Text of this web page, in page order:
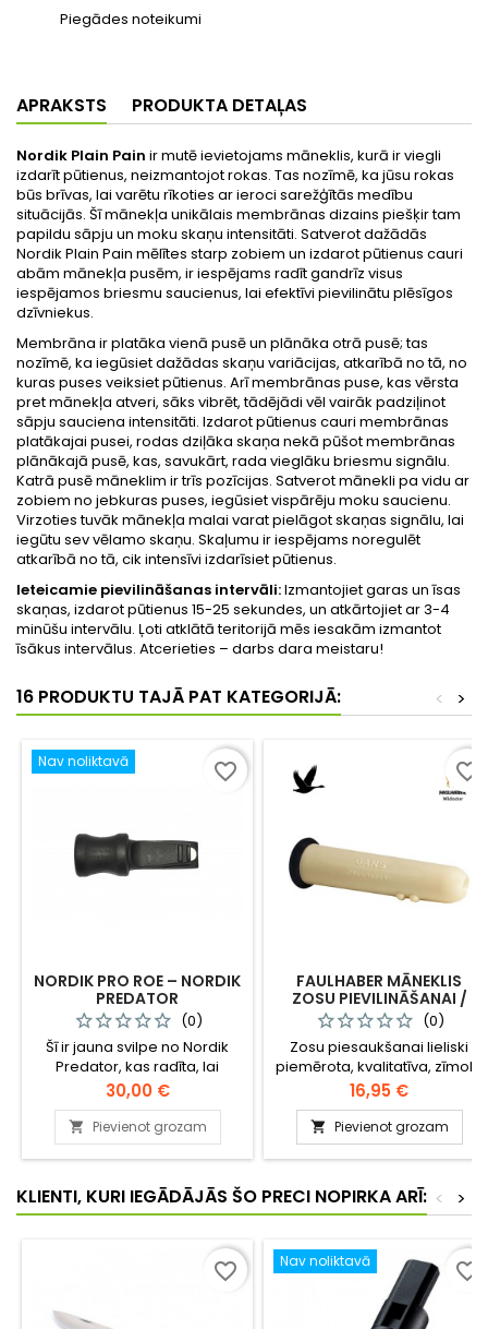
Piegādes noteikumi
APRAKSTS PRODUKTA DETAĻAS
Nordik Plain Pain ir mutē ievietojams māneklis, kurā ir viegli
izdarīt pūtienus, neizmantojot rokas. Tas nozīmē, ka jūsu rokas
būs brīvas, lai varētu rīkoties ar ieroci sarežģītās medību
situācijās. Šī mānekļa unikālais membrānas dizains piešķir tam
papildu sāpju un moku skaņu intensitāti. Satverot dažādās
Nordik Plain Pain mēlītes starp zobiem un izdarot pūtienus cauri
abām mānekļa pusēm, ir iespējams radīt gandrīz visus
iespējamos briesmu saucienus, lai efektīvi pievilinātu plēsīgos
dzīvniekus.
Membrāna ir platāka vienā pusē un plānāka otrā pusē; tas
nozīmē, ka iegūsiet dažādas skaņu variācijas, atkarībā no tā, no
kuras puses veiksiet pūtienus. Arī membrānas puse, kas vērsta
pret mānekļa atveri, sāks vibrēt, tādējādi vēl vairāk padziļinot
sāpju sauciena intensitāti. Izdarot pūtienus cauri membrānas
platākajai pusei, rodas dziļāka skaņa nekā pūšot membrānas
plānākajā pusē, kas, savukārt, rada vieglāku briesmu signālu.
Katrā pusē māneklim ir trīs pozīcijas. Satverot mānekli pa vidu ar
zobiem no jebkuras puses, iegūsiet vispārēju moku saucienu.
Virzoties tuvāk mānekļa malai varat pielāgot skaņas signālu, lai
iegūtu sev vēlamo skaņu. Skaļumu ir iespējams noregulēt
atkarībā no tā, cik intensīvi izdarīsiet pūtienus.
Ieteicamie pievilināšanas intervāli:Izmantojiet garas un īsas
skaņas, izdarot pūtienus 15-25 sekundes, un atkārtojiet ar 3-4
minūšu intervālu. Ļoti atklātā teritorijā mēs iesakām izmantot
īsākus intervālus. Atcerieties – darbs dara meistaru!
16 PRODUKTU TAJĀ PAT KATEGORIJĀ: >
<
Nav noliktavā
NORDIK PRO ROE – NORDIK
PREDATOR
STIRNĀŽU/STIRNU
MĀNEKLIS - SVILPE
(0)
Šī ir jauna svilpe no Nordik
Predator, kas radīta, lai
efektīvi piesauktu stirnāžus,
bet ar to tik pat veiksmīgi var
piesaukt arī stirnu kazas, kā
arī plēsējus, kas medī stirnas.
Cena
30,00 €
 Pievienot grozam
favorite_border
FAULHABER MĀNEKLIS
ZOSU PIEVILINĀŠANAI /
2015.18
(0)
Zosu piesaukšanai lieliski
piemērota, kvalitatīva, zīmola
FAULHABER svilpe.
Cena
16,95 €
 Pievienot grozam
favorite_border
KLIENTI, KURI IEGĀDĀJĀS ŠO PRECI NOPIRKA ARĪ: >
<
favorite_border Nav noliktavā favorite_border